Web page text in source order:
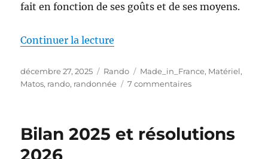
fait en fonction de ses goûts et de ses moyens.
Continuer la lecture
Publié
le
décembre 27, 2025 Catégories
Rando Étiquettes
Made_in_France, Matériel,
Matos, rando, randonnée 7 commentairessur
randonnée
Bilan 2025 et résolutions
2026